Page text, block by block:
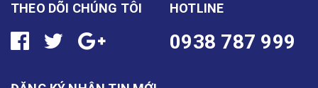
THEO DÕI CHÚNG TÔI HOTLINE
0938 787 999